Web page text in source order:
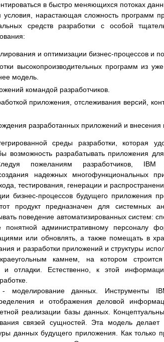
в быстро меняющихся потоках
нарастающая сложность программ
средств разработки с особой
и оптимизации бизнес-процессов и
высокопроизводительных программ из
модель.
командой разработчиков.
приложения, отслеживания версий,
разработанных приложений и внесения
среды разработки, которая
возможность разрабатывать приложения
пожеланиям разработчиков, IBM
надежных многофункциональных
тестирования, генерации и
бизнес-процессов будущего приложения
продукт предназначен для системных
поведение автоматизированных систем:
понятной административному персоналу
или обновлять, а также помещать в
и разработки приложений и структуры
камнем, на котором
и отладки. Естественно, к этой
моделирование данных. Инструменты
и отображения деловой
реализации базы данных.
связей сущностей. Эта модель делает
данных будущего приложения. Как только